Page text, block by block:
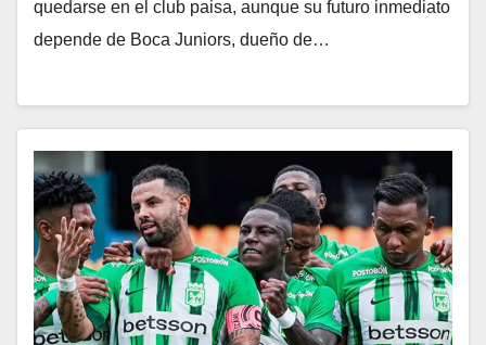
quedarse en el club paisa, aunque su futuro inmediato
depende de Boca Juniors, dueño de…